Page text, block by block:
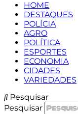
HOME
DESTAQUES
POLÍCIA
AGRO
POLÍTICA
ESPORTES
ECONOMIA
CIDADES
VARIEDADES
Pesquisar
Pesquisar